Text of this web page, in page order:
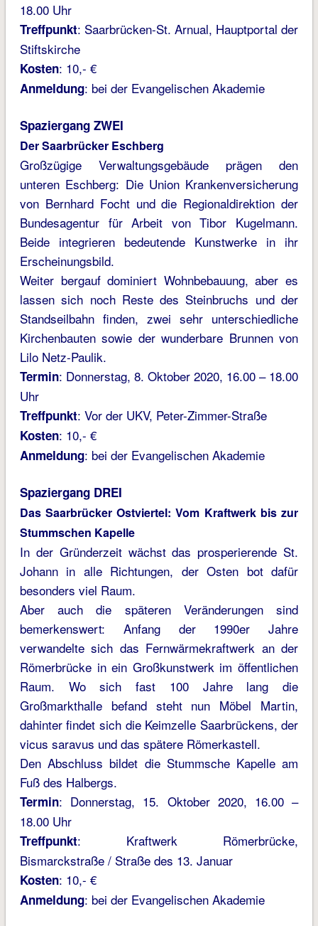
18.00 Uhr
Treffpunkt: Saarbrücken-St. Arnual, Hauptportal der
Stiftskirche
Kosten: 10,- €
Anmeldung: bei der Evangelischen Akademie
Spaziergang ZWEI
Der Saarbrücker Eschberg
Großzügige Verwaltungsgebäude prägen den
unteren Eschberg: Die Union Krankenversicherung
von Bernhard Focht und die Regionaldirektion der
Bundesagentur für Arbeit von Tibor Kugelmann.
Beide integrieren bedeutende Kunstwerke in ihr
Erscheinungsbild.
Weiter bergauf dominiert Wohnbebauung, aber es
lassen sich noch Reste des Steinbruchs und der
Standseilbahn finden, zwei sehr unterschiedliche
Kirchenbauten sowie der wunderbare Brunnen von
Lilo Netz-Paulik.
Termin: Donnerstag, 8. Oktober 2020, 16.00 – 18.00
Uhr
Treffpunkt: Vor der UKV, Peter-Zimmer-Straße
Kosten: 10,- €
Anmeldung: bei der Evangelischen Akademie
Spaziergang DREI
Das Saarbrücker Ostviertel: Vom Kraftwerk bis zur
Stummschen Kapelle
In der Gründerzeit wächst das prosperierende St.
Johann in alle Richtungen, der Osten bot dafür
besonders viel Raum.
Aber auch die späteren Veränderungen sind
bemerkenswert: Anfang der 1990er Jahre
verwandelte sich das Fernwärmekraftwerk an der
Römerbrücke in ein Großkunstwerk im öffentlichen
Raum. Wo sich fast 100 Jahre lang die
Großmarkthalle befand steht nun Möbel Martin,
dahinter findet sich die Keimzelle Saarbrückens, der
vicus saravus und das spätere Römerkastell.
Den Abschluss bildet die Stummsche Kapelle am
Fuß des Halbergs.
Termin: Donnerstag, 15. Oktober 2020, 16.00 –
18.00 Uhr
Treffpunkt: Kraftwerk Römerbrücke,
Bismarckstraße / Straße des 13. Januar
Kosten: 10,- €
Anmeldung: bei der Evangelischen Akademie